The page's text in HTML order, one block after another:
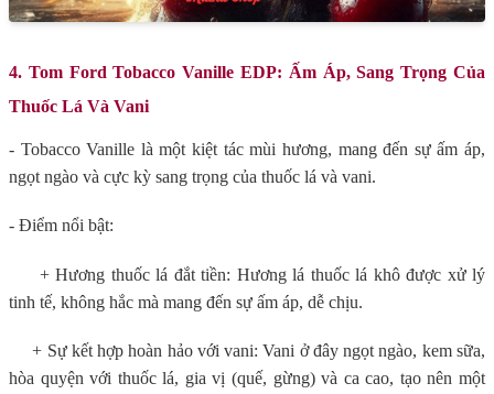
4. Tom Ford Tobacco Vanille EDP: Ấm Áp, Sang Trọng Của
Thuốc Lá Và Vani
- Tobacco Vanille là một kiệt tác mùi hương, mang đến sự ấm áp,
ngọt ngào và cực kỳ sang trọng của thuốc lá và vani.
- Điểm nổi bật:
+ Hương thuốc lá đắt tiền: Hương lá thuốc lá khô được xử lý
tinh tế, không hắc mà mang đến sự ấm áp, dễ chịu.
+ Sự kết hợp hoàn hảo với vani: Vani ở đây ngọt ngào, kem sữa,
hòa quyện với thuốc lá, gia vị (quế, gừng) và ca cao, tạo nên một